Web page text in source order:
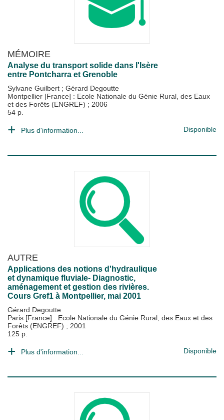
MÉMOIRE
Analyse du transport solide dans l'Isère
entre Pontcharra et Grenoble
Sylvane Guilbert ; Gérard Degoutte
Montpellier [France] : Ecole Nationale du Génie Rural, des Eaux
et des Forêts (ENGREF) ; 2006
54 p.
Plus d'information... Disponible
AUTRE
Applications des notions d'hydraulique
et dynamique fluviale- Diagnostic,
aménagement et gestion des rivières.
Cours Gref1 à Montpellier, mai 2001
Gérard Degoutte
Paris [France] : Ecole Nationale du Génie Rural, des Eaux et des
Forêts (ENGREF) ; 2001
125 p.
Plus d'information... Disponible